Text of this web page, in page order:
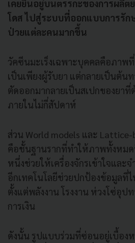
เคยยืนอยู่บนตรรกะของการผลิต
โดส ไปสู่ระบบที่ออกแบบการรัก
ป่วยแต่ละคนมากขึ้น
วัคซีนมะเร็งเฉพาะบุคคลคือภาพ
เป็นเพียงผู้รับยา แต่กลายเป็นต้น
ตัดออกมากลายเป็นสเปกของยา
ภายในไม่กี่สัปดาห์
ส่วน World models และ
คือชั้นฐานรากที่ทำให้ภาพทั้งหมด
หนึ่งช่วยให้เครื่องจักรเข้าใจและ
อีกเทคโนโลยีช่วยปกป้องข้อมูลที่
ตั้งแต่พลังงาน โรงงาน ห่วงโซ่อุป
การเงิน
ดังนั้น รูปแบบร่วมที่ซ่อนอยู่เบื้องห